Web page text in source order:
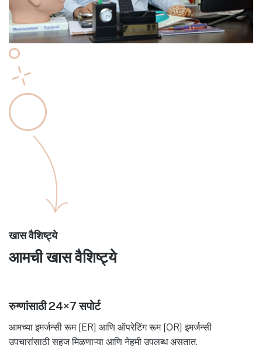
खास वैशिष्ट्ये
आमची खास वैशिष्ट्ये
रुग्णांसाठी 24×7 सपोर्ट
आमच्या इमर्जन्सी रूम [ER] आणि ऑपरेटिंग रूम [OR] इमर्जन्सी
उपचारांसाठी सहज मिळणाऱ्या आणि नेहमी उपलब्ध असतात.